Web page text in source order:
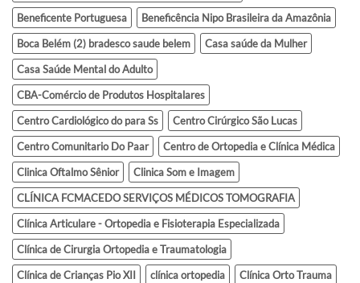
Beneficente Portuguesa
Beneficência Nipo Brasileira da Amazônia
Boca Belém (2) bradesco saude belem
Casa saúde da Mulher
Casa Saúde Mental do Adulto
CBA-Comércio de Produtos Hospitalares
Centro Cardiológico do para Ss
Centro Cirúrgico São Lucas
Centro Comunitario Do Paar
Centro de Ortopedia e Clínica Médica
Clinica Oftalmo Sênior
Clinica Som e Imagem
CLÍNICA FCMACEDO SERVIÇOS MÉDICOS TOMOGRAFIA
Clínica Articulare - Ortopedia e Fisioterapia Especializada
Clínica de Cirurgia Ortopedia e Traumatologia
Clínica de Crianças Pio XII
clínica ortopedia
Clínica Orto Trauma